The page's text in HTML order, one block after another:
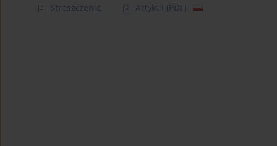
Streszczenie Artykuł (PDF)